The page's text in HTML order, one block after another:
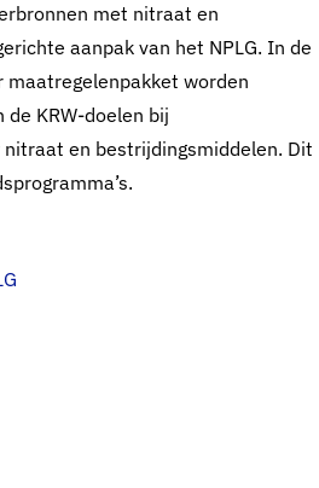
met nitraat en
aanpak van het NPLG. In de
maatregelenpakket worden
KRW-doelen bij
en bestrijdingsmiddelen. Dit